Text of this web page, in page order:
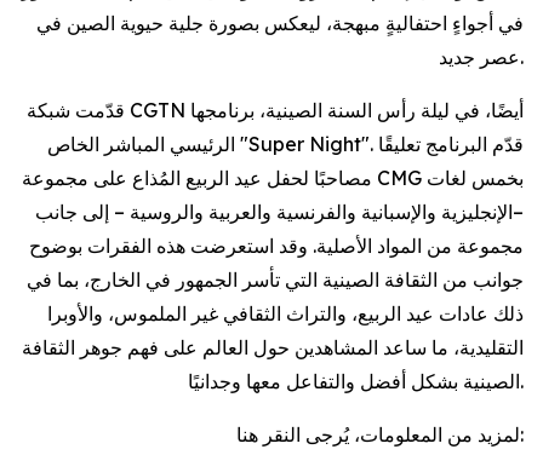
في أجواءٍ احتفاليةٍ مبهجة، ليعكس بصورة جلية حيوية الصين في
عصر جديد.
قدّمت شبكة CGTN أيضًا، في ليلة رأس السنة الصينية، برنامجها
الرئيسي المباشر الخاص "Super Night". قدّم البرنامج تعليقًا
مصاحبًا لحفل عيد الربيع المُذاع على مجموعة CMG بخمس لغات
–الإنجليزية والإسبانية والفرنسية والعربية والروسية – إلى جانب
مجموعة من المواد الأصلية. وقد استعرضت هذه الفقرات بوضوح
جوانب من الثقافة الصينية التي تأسر الجمهور في الخارج، بما في
ذلك عادات عيد الربيع، والتراث الثقافي غير الملموس، والأوبرا
التقليدية، ما ساعد المشاهدين حول العالم على فهم جوهر الثقافة
الصينية بشكل أفضل والتفاعل معها وجدانيًا.
لمزيد من المعلومات، يُرجى النقر هنا: